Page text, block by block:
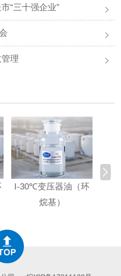
“三十强企业”
理
I-30℃变压器油（环
烷基）